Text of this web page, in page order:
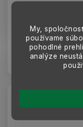
My,
používame
pohodlné
analýze
199 €
Do košíka
Táto odroda je
korunou so